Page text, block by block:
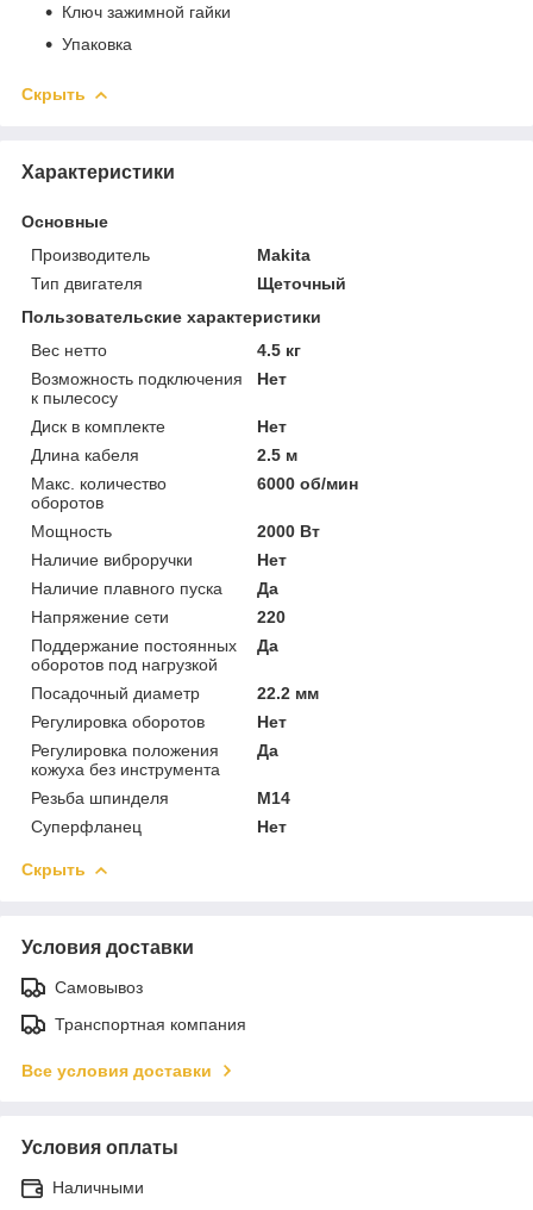
Ключ зажимной гайки
Упаковка
Скрыть
Характеристики
Основные
Производитель
Makita
Тип двигателя
Щеточный
Пользовательские характеристики
Вес нетто
4.5 кг
Возможность подключения
к пылесосу
Нет
Диск в комплекте
Нет
Длина кабеля
2.5 м
Макс. количество
оборотов
6000 об/мин
Мощность
2000 Вт
Наличие виброручки
Нет
Наличие плавного пуска
Да
Напряжение сети
220
Поддержание постоянных
оборотов под нагрузкой
Да
Посадочный диаметр
22.2 мм
Регулировка оборотов
Нет
Регулировка положения
кожуха без инструмента
Да
Резьба шпинделя
M14
Суперфланец
Нет
Скрыть
Условия доставки
Самовывоз
Транспортная компания
Все условия доставки
Условия оплаты
Наличными